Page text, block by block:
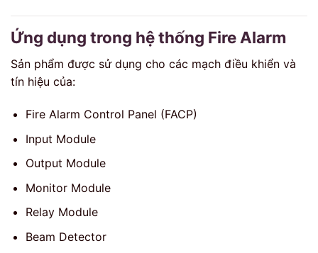
Ứng dụng trong hệ thống Fire Alarm
Sản phẩm được sử dụng cho các mạch điều khiển và
tín hiệu của:
Fire Alarm Control Panel (FACP)
Input Module
Output Module
Monitor Module
Relay Module
Beam Detector